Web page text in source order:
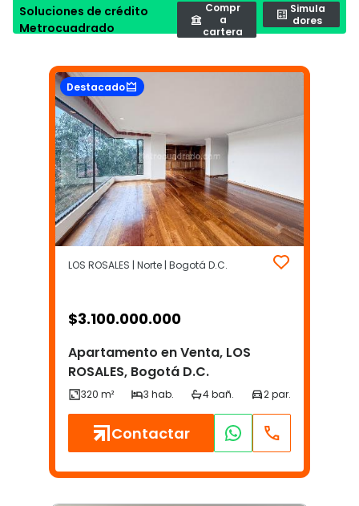
Soluciones de crédito
Metrocuadrado
Compr
a
cartera
Simula
dores
Destacado
LOS ROSALES | Norte | Bogotá D.C.
$3.100.000.000
Apartamento en Venta, LOS
ROSALES, Bogotá D.C.
Contactar